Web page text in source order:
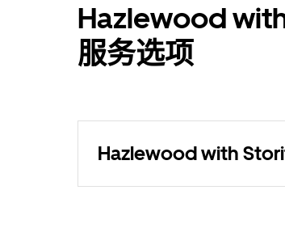
Hazlewood
服务选项
Hazlewood with